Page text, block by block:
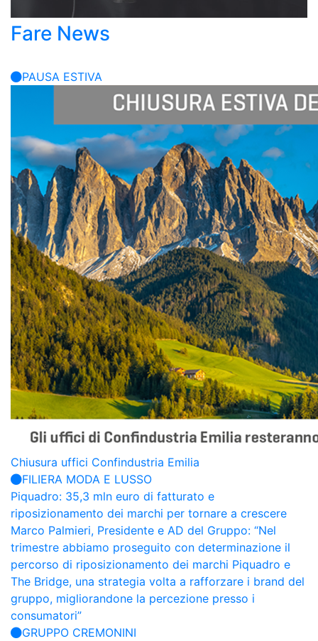
Fare News
PAUSA ESTIVA
Chiusura uffici Confindustria Emilia
FILIERA MODA E LUSSO
Piquadro: 35,3 mln euro di fatturato e
riposizionamento dei marchi per tornare a crescere
Marco Palmieri, Presidente e AD del Gruppo: “Nel
trimestre abbiamo proseguito con determinazione il
percorso di riposizionamento dei marchi Piquadro e
The Bridge, una strategia volta a rafforzare i brand del
gruppo, migliorandone la percezione presso i
consumatori”
GRUPPO CREMONINI